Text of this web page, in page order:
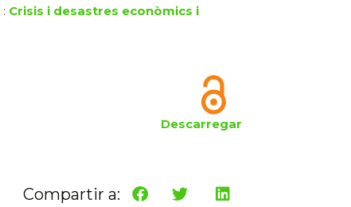
: Crisis i desastres econòmics i
Descarregar
Compartir a: